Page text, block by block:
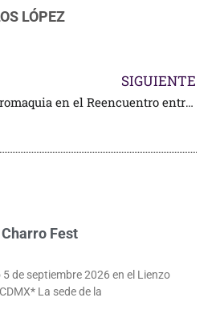
LÓPEZ
SIGUIENTE
Brilló la tauromaquia en el Reencuentro entre Toreros
Fest
de septiembre 2026 en el Lienzo
La sede de la